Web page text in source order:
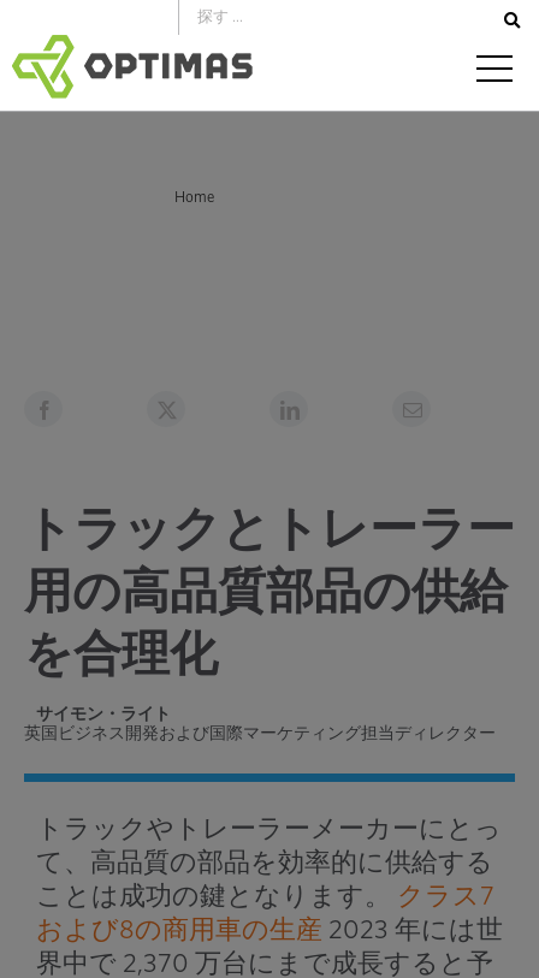
ン
テ
ン
Home
トラックとトレーラー
用の高品質部品の供給
を合理化
サイモン・ライト
英国ビジネス開発および国際マーケティング担当ディレクター
トラックやトレーラーメーカーにとっ
て、高品質の部品を効率的に供給する
ことは成功の鍵となります。 クラス7
および8の商用車の生産 2023 年には世
界中で 2,370 万台にまで成長すると予